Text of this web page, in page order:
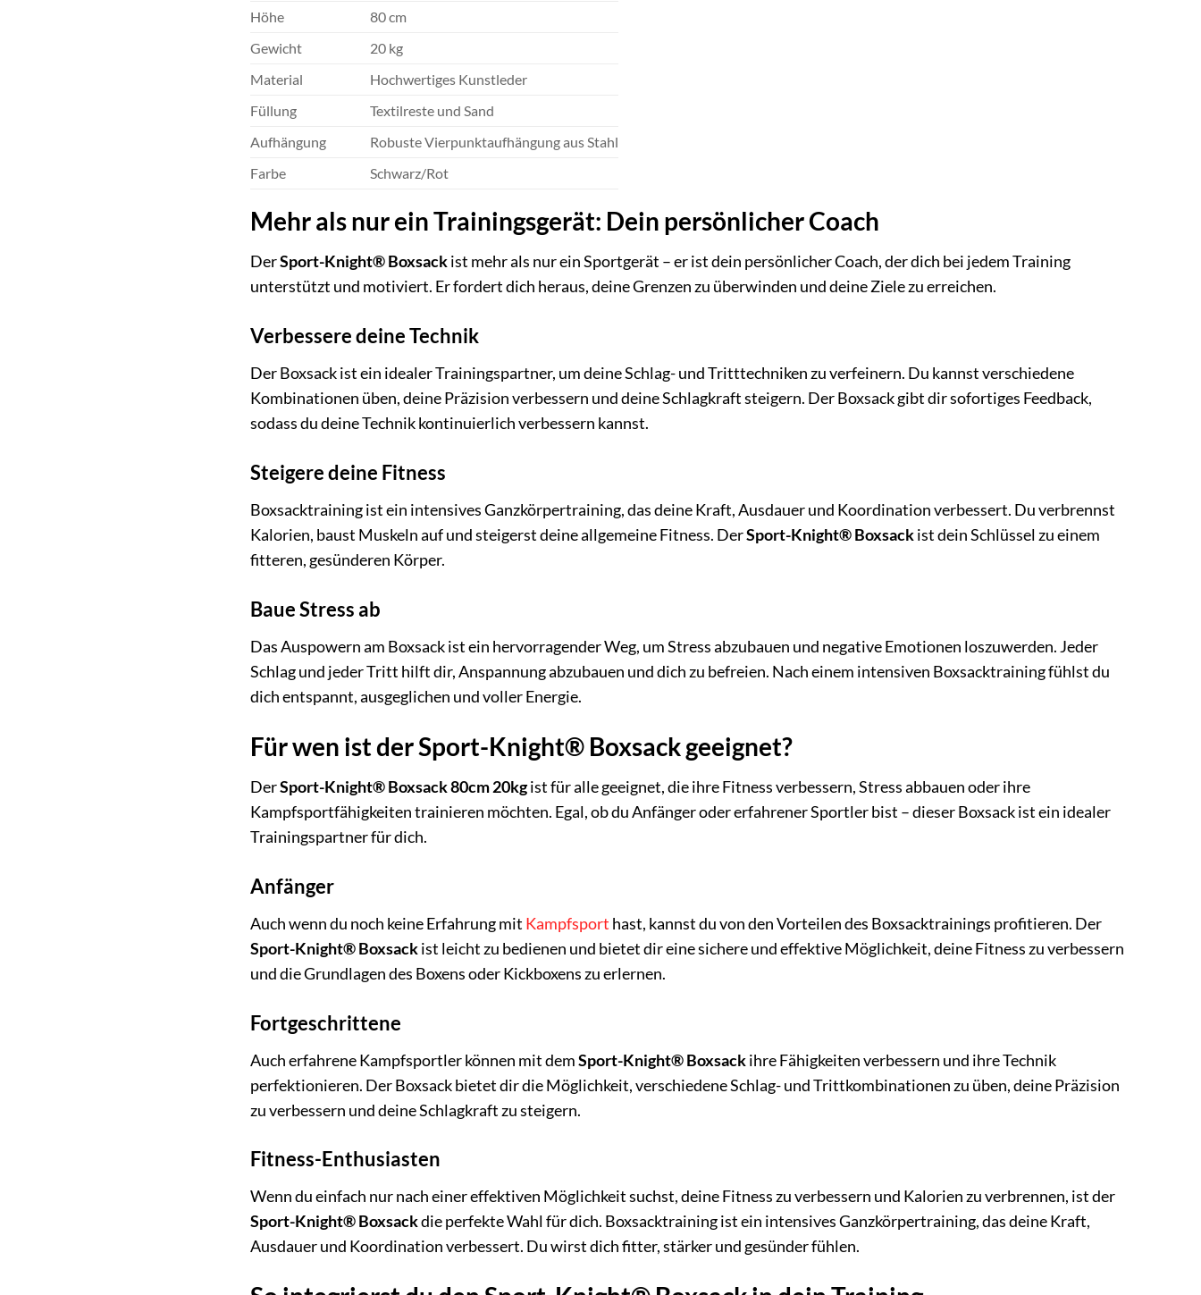
Höhe
80 cm
Gewicht
20 kg
Material
Hochwertiges Kunstleder
Füllung
Textilreste und Sand
Aufhängung
Robuste Vierpunktaufhängung aus Stahl
Farbe
Schwarz/Rot
Mehr als nur ein Trainingsgerät: Dein persönlicher Coach
DerSport-Knight® Boxsackist mehr als nur ein Sportgerät – er ist dein persönlicher Coach, der dich bei jedem Training
unterstützt und motiviert. Er fordert dich heraus, deine Grenzen zu überwinden und deine Ziele zu erreichen.
Verbessere deine Technik
Der Boxsack ist ein idealer Trainingspartner, um deine Schlag- und Tritttechniken zu verfeinern. Du kannst verschiedene
Kombinationen üben, deine Präzision verbessern und deine Schlagkraft steigern. Der Boxsack gibt dir sofortiges Feedback,
sodass du deine Technik kontinuierlich verbessern kannst.
Steigere deine Fitness
Boxsacktraining ist ein intensives Ganzkörpertraining, das deine Kraft, Ausdauer und Koordination verbessert. Du verbrennst
Kalorien, baust Muskeln auf und steigerst deine allgemeine Fitness. DerSport-Knight® Boxsackist dein Schlüssel zu einem
fitteren, gesünderen Körper.
Baue Stress ab
Das Auspowern am Boxsack ist ein hervorragender Weg, um Stress abzubauen und negative Emotionen loszuwerden. Jeder
Schlag und jeder Tritt hilft dir, Anspannung abzubauen und dich zu befreien. Nach einem intensiven Boxsacktraining fühlst du
dich entspannt, ausgeglichen und voller Energie.
Für wen ist der Sport-Knight® Boxsack geeignet?
DerSport-Knight® Boxsack 80cm 20kgist für alle geeignet, die ihre Fitness verbessern, Stress abbauen oder ihre
Kampfsportfähigkeiten trainieren möchten. Egal, ob du Anfänger oder erfahrener Sportler bist – dieser Boxsack ist ein idealer
Trainingspartner für dich.
Anfänger
Auch wenn du noch keine Erfahrung mit Kampfsport hast, kannst du von den Vorteilen des Boxsacktrainings profitieren. Der
Sport-Knight® Boxsackist leicht zu bedienen und bietet dir eine sichere und effektive Möglichkeit, deine Fitness zu verbessern
und die Grundlagen des Boxens oder Kickboxens zu erlernen.
Fortgeschrittene
Auch erfahrene Kampfsportler können mit demSport-Knight® Boxsackihre Fähigkeiten verbessern und ihre Technik
perfektionieren. Der Boxsack bietet dir die Möglichkeit, verschiedene Schlag- und Trittkombinationen zu üben, deine Präzision
zu verbessern und deine Schlagkraft zu steigern.
Fitness-Enthusiasten
Wenn du einfach nur nach einer effektiven Möglichkeit suchst, deine Fitness zu verbessern und Kalorien zu verbrennen, ist der
Sport-Knight® Boxsackdie perfekte Wahl für dich. Boxsacktraining ist ein intensives Ganzkörpertraining, das deine Kraft,
Ausdauer und Koordination verbessert. Du wirst dich fitter, stärker und gesünder fühlen.